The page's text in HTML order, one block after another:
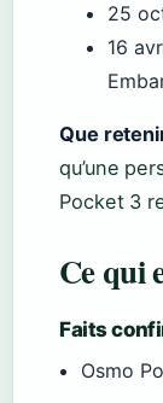
25
16
Que
qu’une
Pocket 3
Ce qui
Faits
Osmo